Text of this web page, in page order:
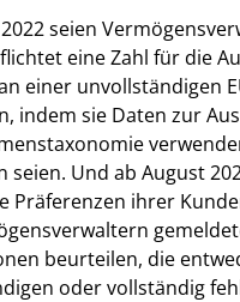
seien
eine Zahl für die
einer unvollständigen
indem sie Daten zur
seien. Und ab August
Präferenzen ihrer
beurteilen, die
oder vollständig